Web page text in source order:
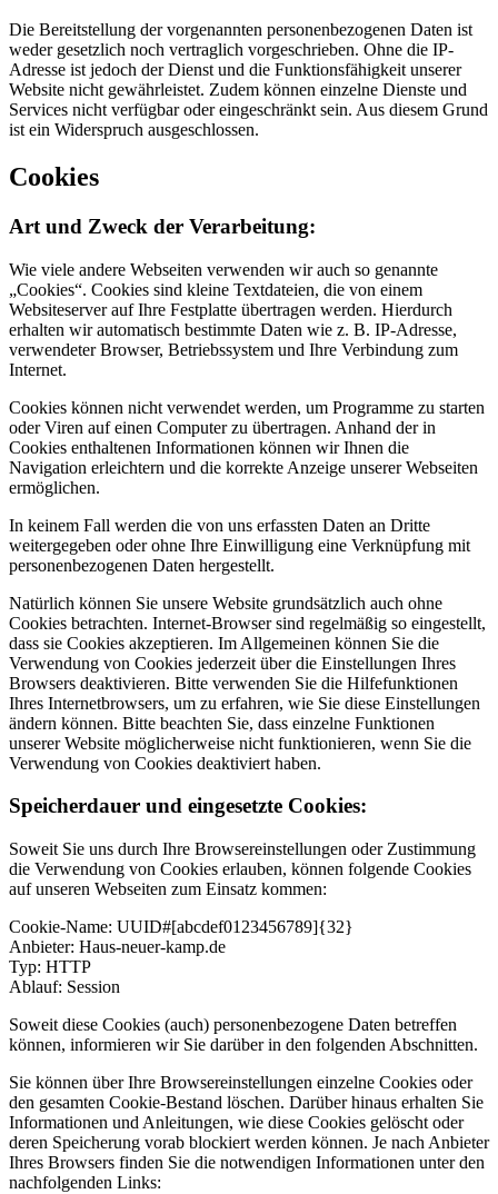
Die Bereitstellung der vorgenannten personenbezogenen Daten ist
weder gesetzlich noch vertraglich vorgeschrieben. Ohne die IP-
Adresse ist jedoch der Dienst und die Funktionsfähigkeit unserer
Website nicht gewährleistet. Zudem können einzelne Dienste und
Services nicht verfügbar oder eingeschränkt sein. Aus diesem Grund
ist ein Widerspruch ausgeschlossen.
Cookies
Art und Zweck der Verarbeitung:
Wie viele andere Webseiten verwenden wir auch so genannte
„Cookies“. Cookies sind kleine Textdateien, die von einem
Websiteserver auf Ihre Festplatte übertragen werden. Hierdurch
erhalten wir automatisch bestimmte Daten wie z. B. IP-Adresse,
verwendeter Browser, Betriebssystem und Ihre Verbindung zum
Internet.
Cookies können nicht verwendet werden, um Programme zu starten
oder Viren auf einen Computer zu übertragen. Anhand der in
Cookies enthaltenen Informationen können wir Ihnen die
Navigation erleichtern und die korrekte Anzeige unserer Webseiten
ermöglichen.
In keinem Fall werden die von uns erfassten Daten an Dritte
weitergegeben oder ohne Ihre Einwilligung eine Verknüpfung mit
personenbezogenen Daten hergestellt.
Natürlich können Sie unsere Website grundsätzlich auch ohne
Cookies betrachten. Internet-Browser sind regelmäßig so eingestellt,
dass sie Cookies akzeptieren. Im Allgemeinen können Sie die
Verwendung von Cookies jederzeit über die Einstellungen Ihres
Browsers deaktivieren. Bitte verwenden Sie die Hilfefunktionen
Ihres Internetbrowsers, um zu erfahren, wie Sie diese Einstellungen
ändern können. Bitte beachten Sie, dass einzelne Funktionen
unserer Website möglicherweise nicht funktionieren, wenn Sie die
Verwendung von Cookies deaktiviert haben.
Speicherdauer und eingesetzte Cookies:
Soweit Sie uns durch Ihre Browsereinstellungen oder Zustimmung
die Verwendung von Cookies erlauben, können folgende Cookies
auf unseren Webseiten zum Einsatz kommen:
Cookie-Name: UUID#[abcdef0123456789]{32}
Anbieter: Haus-neuer-kamp.de
Typ: HTTP
Ablauf: Session
Soweit diese Cookies (auch) personenbezogene Daten betreffen
können, informieren wir Sie darüber in den folgenden Abschnitten.
Sie können über Ihre Browsereinstellungen einzelne Cookies oder
den gesamten Cookie-Bestand löschen. Darüber hinaus erhalten Sie
Informationen und Anleitungen, wie diese Cookies gelöscht oder
deren Speicherung vorab blockiert werden können. Je nach Anbieter
Ihres Browsers finden Sie die notwendigen Informationen unter den
nachfolgenden Links: